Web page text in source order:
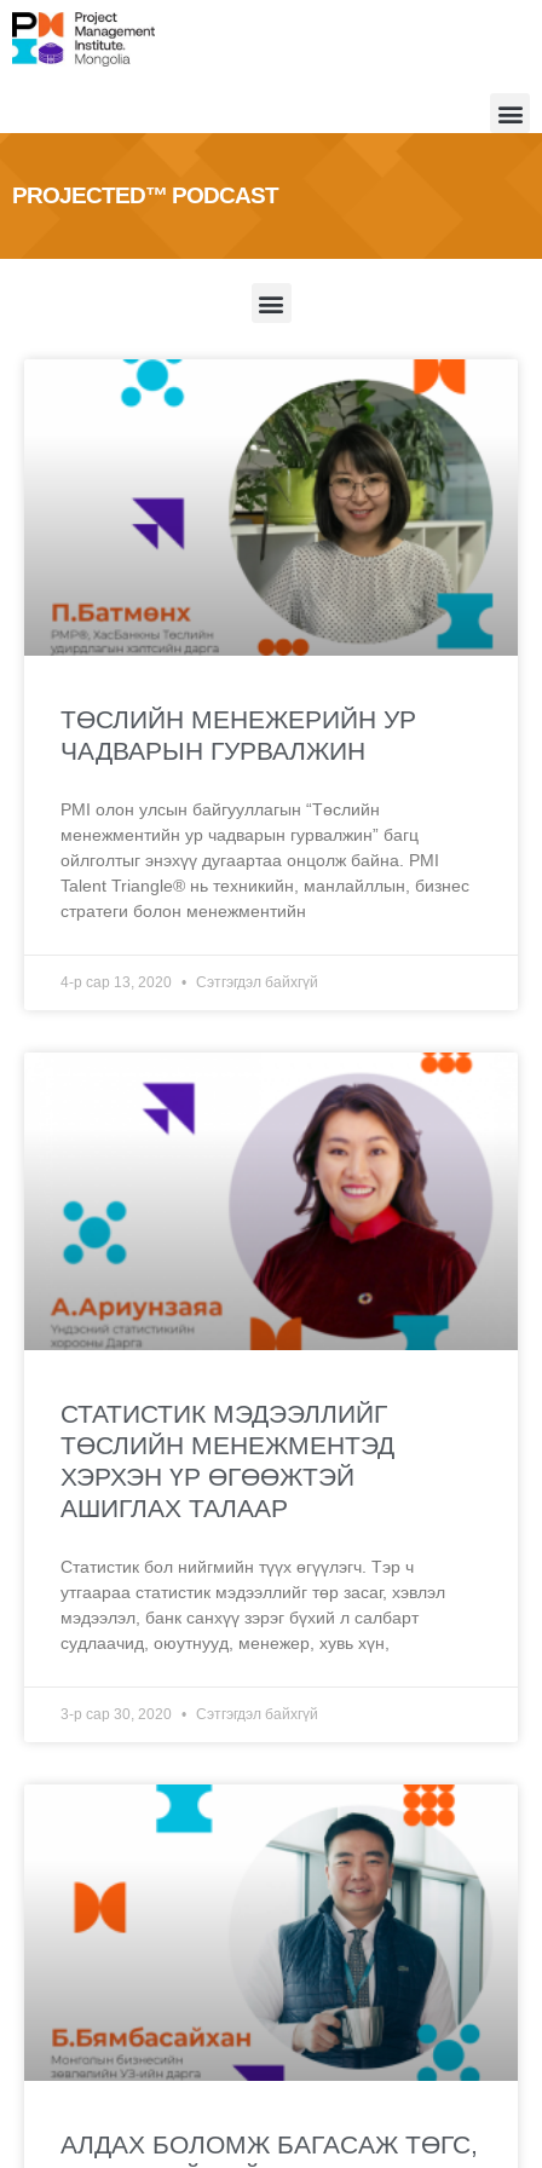
PROJECTED™ PODCAST
ТӨСЛИЙН МЕНЕЖЕРИЙН УР
ЧАДВАРЫН ГУРВАЛЖИН
PMI олон улсын байгууллагын “Төслийн
менежментийн ур чадварын гурвалжин” багц
ойлголтыг энэхүү дугаартаа онцолж байна. PMI
Talent Triangle® нь техникийн, манлайллын, бизнес
стратеги болон менежментийн
4-р сар 13, 2020 Сэтгэгдэл байхгүй
СТАТИСТИК МЭДЭЭЛЛИЙГ
ТӨСЛИЙН МЕНЕЖМЕНТЭД
ХЭРХЭН ҮР ӨГӨӨЖТЭЙ
АШИГЛАХ ТАЛААР
Статистик бол нийгмийн түүх өгүүлэгч. Тэр ч
утгаараа статистик мэдээллийг төр засаг, хэвлэл
мэдээлэл, банк санхүү зэрэг бүхий л салбарт
судлаачид, оюутнууд, менежер, хувь хүн,
3-р сар 30, 2020 Сэтгэгдэл байхгүй
АЛДАХ БОЛОМЖ БАГАСАЖ ТӨГС,